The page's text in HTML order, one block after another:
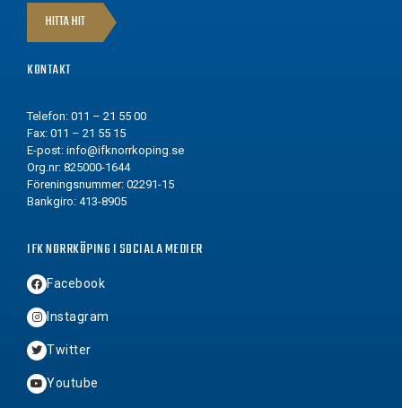
HITTA HIT
KONTAKT
Telefon: 011 – 21 55 00
Fax: 011 – 21 55 15
E-post: info@ifknorrkoping.se
Org.nr: 825000-1644
Föreningsnummer: 02291-15
Bankgiro: 413-8905
IFK NORRKÖPING I SOCIALA MEDIER
Facebook
Instagram
Twitter
Youtube